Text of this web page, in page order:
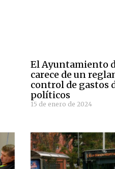
El Ayuntamiento
carece de un
control de gastos
políticos
15 de enero de 2024